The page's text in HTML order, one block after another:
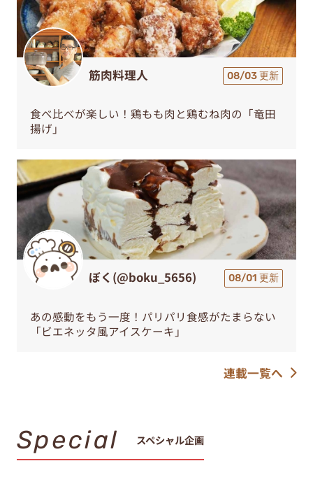
筋肉料理人 08/03 更新
食べ比べが楽しい！鶏もも肉と鶏むね肉の「竜田
揚げ」
ぼく(@boku_5656) 08/01 更新
あの感動をもう一度！パリパリ食感がたまらない
「ビエネッタ風アイスケーキ」
連載一覧へ
Special スペシャル企画